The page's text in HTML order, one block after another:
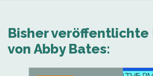
Bisher veröffentlichte
von Abby Bates: